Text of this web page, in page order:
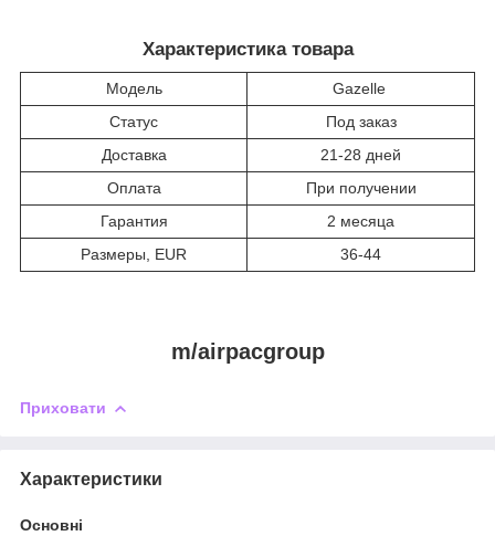
Характеристика товара
Модель
Gazelle
Статус
Под заказ
Доставка
21-28 дней
Оплата
При получении
Гарантия
2 месяца
Размеры, EUR
36-44
m/airpacgroup
Приховати
Характеристики
Основні